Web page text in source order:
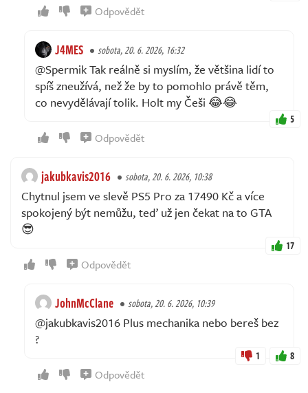
Odpovědět
J4MES sobota, 20. 6. 2026, 16:32
@Spermik Tak reálně si myslím, že většina lidí to
spíš zneužívá, než že by to pomohlo právě těm,
co nevydělávají tolik. Holt my Češi 😂😂
5
Odpovědět
jakubkavis2016 sobota, 20. 6. 2026, 10:38
Chytnul jsem ve slevě PS5 Pro za 17490 Kč a více
spokojený být nemůžu, teď už jen čekat na to GTA
😎
17
Odpovědět
JohnMcClane sobota, 20. 6. 2026, 10:39
@jakubkavis2016 Plus mechanika nebo bereš bez
?
1 8
Odpovědět